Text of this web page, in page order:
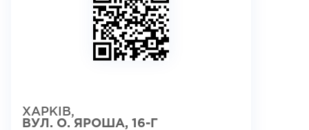
ХАРКІВ,
ВУЛ. О. ЯРОША, 16-Г